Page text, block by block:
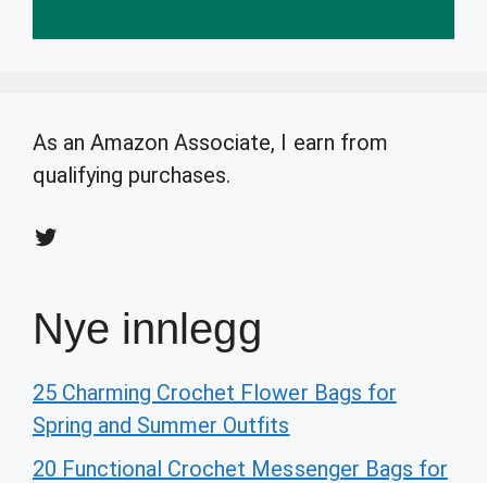
As an Amazon Associate, I earn from
qualifying purchases.
Twitter
Nye innlegg
25 Charming Crochet Flower Bags for
Spring and Summer Outfits
20 Functional Crochet Messenger Bags for